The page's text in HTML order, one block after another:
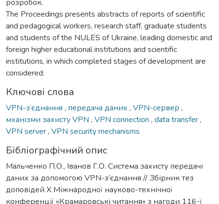
розробок.
The Proceedings presents abstracts of reports of scientific
and pedagogical workers, research staff, graduate students
and students of the NULES of Ukraine, leading domestic and
foreign higher educational institutions and scientific
institutions, in which completed stages of development are
considered.
Ключові слова
VPN-з’єднання , передача даних , VPN-сервер ,
мханізми захисту VPN , VPN connection , data transfer,
VPN server, VPN security mechanisms
Бібліографічний опис
Мальченко П.О., Іванов Г.О. Система захисту передачі
даних за допомогою VPN-з’єднання // Збірник тез
доповідей Х Міжнародної науково-технічної
конференції «Крамаровські читання» з нагоди 116-ї